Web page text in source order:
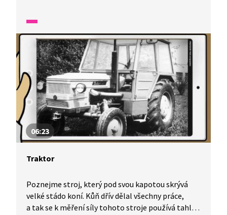
06:23
Traktor
Poznejme stroj, který pod svou kapotou skrývá
velké stádo koní. Kůň dřív dělal všechny práce,
a tak se k měření síly tohoto stroje používá tahle